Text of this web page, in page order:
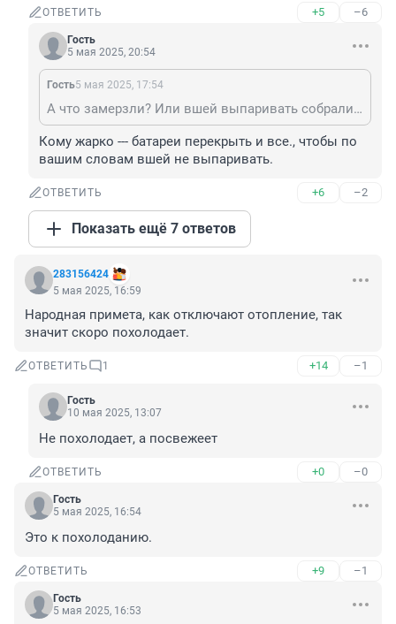
ОТВЕТИТЬ +5 –6
Гость
5 мая 2025, 20:54
Гость5 мая 2025, 17:54
А что замерзли? Или вшей выпаривать собрались? Температуру на выходные уже больше 20 градусов прогнозируют. Давно уже пора отключать.
Кому жарко --- батареи перекрыть и все., чтобы по
вашим словам вшей не выпаривать.
ОТВЕТИТЬ +6 –2
Показать ещё 7 ответов
283156424
5 мая 2025, 16:59
Народная примета, как отключают отопление, так
значит скоро похолодает.
ОТВЕТИТЬ 1 +14 –1
Гость
10 мая 2025, 13:07
Не похолодает, а посвежеет
ОТВЕТИТЬ +0 –0
Гость
5 мая 2025, 16:54
Это к похолоданию.
ОТВЕТИТЬ +9 –1
Гость
5 мая 2025, 16:53